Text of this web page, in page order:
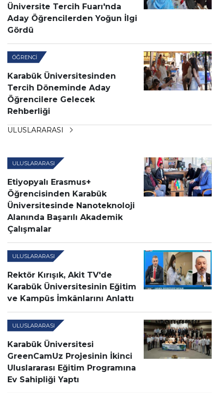
Üniversite Tercih Fuarı'nda
Aday Öğrencilerden Yoğun İlgi
Gördü
ÖĞRENCI
Karabük Üniversitesinden
Tercih Döneminde Aday
Öğrencilere Gelecek
Rehberliği
ULUSLARARASI
ULUSLARARASI
Etiyopyalı Erasmus+
Öğrencisinden Karabük
Üniversitesinde Nanoteknoloji
Alanında Başarılı Akademik
Çalışmalar
ULUSLARARASI
Rektör Kırışık, Akit TV'de
Karabük Üniversitesinin Eğitim
ve Kampüs İmkânlarını Anlattı
ULUSLARARASI
Karabük Üniversitesi
GreenCamUz Projesinin İkinci
Uluslararası Eğitim Programına
Ev Sahipliği Yaptı